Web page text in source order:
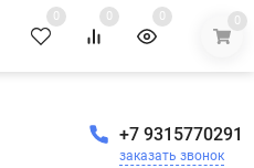
0 0 0 0
+7 9315770291
заказать звонок